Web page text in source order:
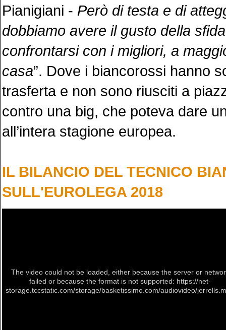
Pianigiani - Però di testa e di
dobbiamo avere il gusto della
confrontarsi con i migliori, a
casa”. Dove i biancorossi hanno
trasferta e non sono riusciti a
contro una big, che poteva dare
all’intera stagione europea.
IL BILANCIO DEL TECNICO
SULL'EUROLEGA 2018
The video could not be loaded, either because the server or
failed or because the format is not supported: https://net-
storage.tccstatic.com/storage/basketissimo.com/audiovideo/